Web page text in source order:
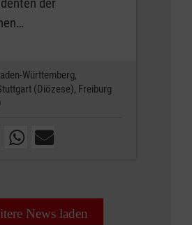
der
Württemberg,
(Diözese), Freiburg
News laden